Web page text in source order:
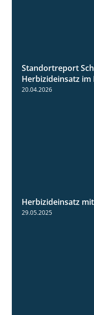
Standortreport
Herbizideinsatz im
20.04.2026
Herbizideinsatz
29.05.2025